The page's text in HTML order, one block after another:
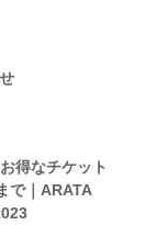
得なチケット
で｜ARATA